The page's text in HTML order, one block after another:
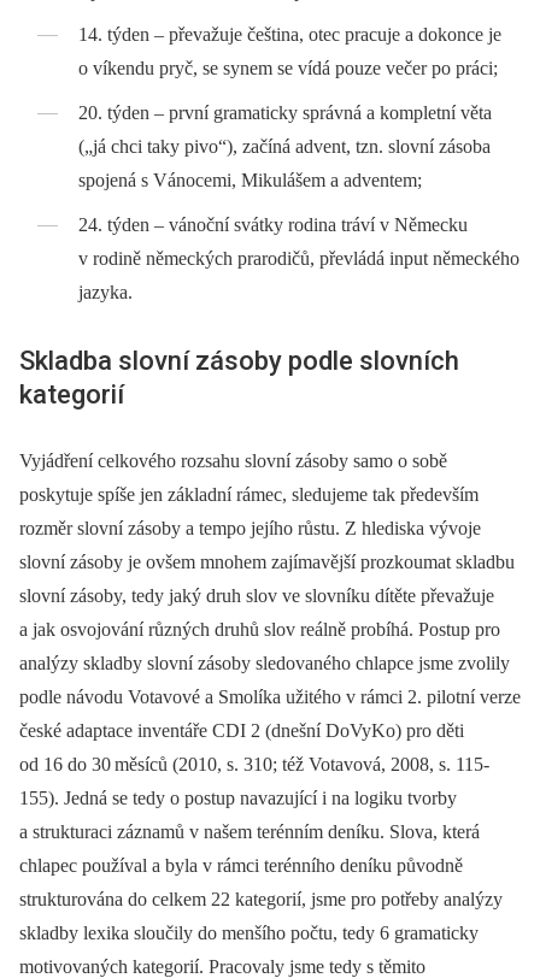
14. týden –⁠ převažuje čeština, otec pracuje a dokonce je
o víkendu pryč, se synem se vídá pouze večer po práci;
20. týden –⁠ první gramaticky správná a kompletní věta
(„já chci taky pivo“), začíná advent, tzn. slovní zásoba
spojená s Vánocemi, Mikulášem a adventem;
24. týden –⁠ vánoční svátky rodina tráví v Německu
v rodině německých prarodičů, převládá input německého
jazyka.
Skladba slovní zásoby podle slovních
kategorií
Vyjádření celkového rozsahu slovní zásoby samo o sobě
poskytuje spíše jen základní rámec, sledujeme tak především
rozměr slovní zásoby a tempo jejího růstu. Z hlediska vývoje
slovní zásoby je ovšem mnohem zajímavější prozkoumat skladbu
slovní zásoby, tedy jaký druh slov ve slovníku dítěte převažuje
a jak osvojování různých druhů slov reálně probíhá. Postup pro
analýzy skladby slovní zásoby sledovaného chlapce jsme zvolily
podle návodu Votavové a Smolíka užitého v rámci 2. pilotní verze
české adaptace inventáře CDI 2 (dnešní DoVyKo) pro děti
od 16 do 30měsíců (2010, s. 310; též Votavová, 2008, s. 115-
155). Jedná se tedy o postup navazující i na logiku tvorby
a strukturaci záznamů v našem terénním deníku. Slova, která
chlapec používal a byla v rámci terénního deníku původně
strukturována do celkem 22 kategorií, jsme pro potřeby analýzy
skladby lexika sloučily do menšího počtu, tedy 6 gramaticky
motivovaných kategorií. Pracovaly jsme tedy s těmito